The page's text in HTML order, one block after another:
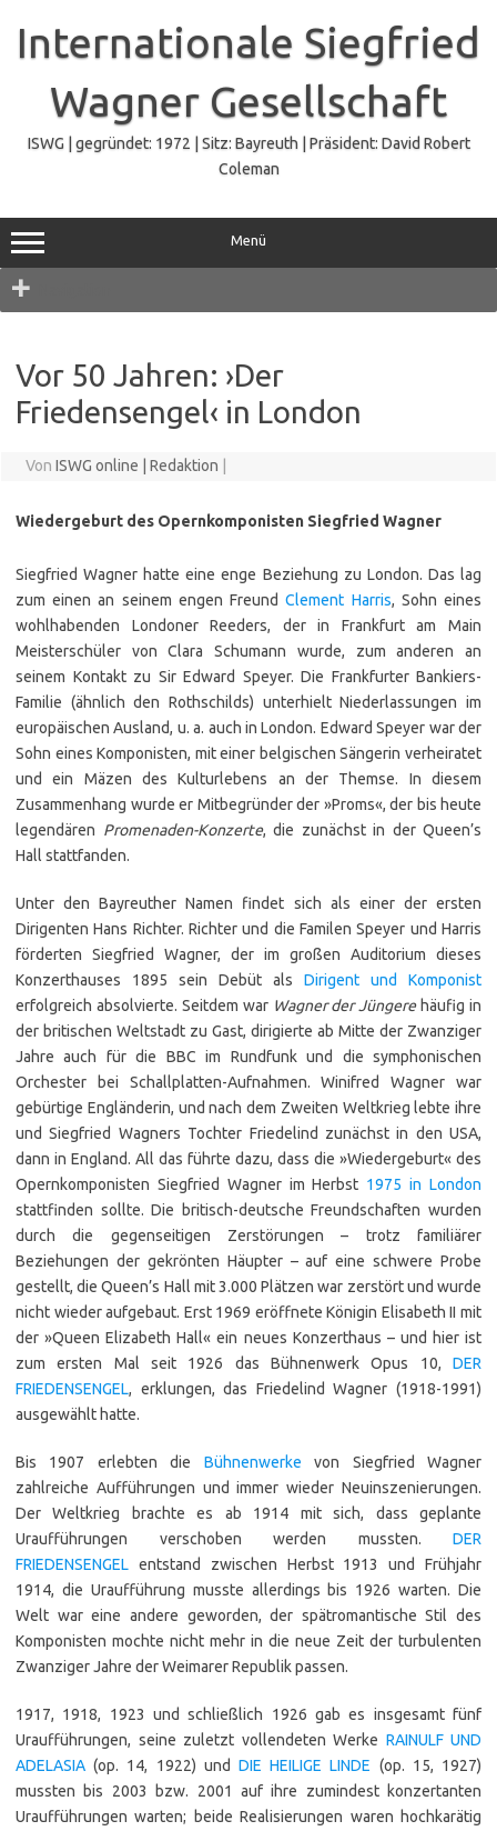
springen
Internationale Siegfried
Wagner Gesellschaft
ISWG | gegründet: 1972 | Sitz: Bayreuth | Präsident: David Robert
Coleman
Menü
Vor 50 Jahren: ›Der
Friedensengel‹ in London
Von ISWG online | Redaktion
Wiedergeburt des Opernkomponisten Siegfried Wagner
Siegfried Wagner hatte eine enge Beziehung zu London. Das lag
zum einen an seinem engen FreundClement Harris, Sohn eines
wohlhabenden Londoner Reeders, der in Frankfurt am Main
Meisterschüler von Clara Schumann wurde, zum anderen an
seinem Kontakt zu Sir Edward Speyer. Die Frankfurter Bankiers-
Familie (ähnlich den Rothschilds) unterhielt Niederlassungen im
europäischen Ausland, u. a. auch in London. Edward Speyer war der
Sohn eines Komponisten, mit einer belgischen Sängerin verheiratet
und ein Mäzen des Kulturlebens an der Themse. In diesem
Zusammenhang wurde er Mitbegründer der »Proms«, der bis heute
legendären Promenaden-Konzerte, die zunächst in der Queen’s
Hall stattfanden.
Unter den Bayreuther Namen findet sich als einer der ersten
Dirigenten Hans Richter. Richter und die Familen Speyer und Harris
förderten Siegfried Wagner, der im großen Auditorium dieses
Konzerthauses 1895 sein Debüt als Dirigent und Komponist
erfolgreich absolvierte. Seitdem war Wagner der Jüngerehäufig in
der britischen Weltstadt zu Gast, dirigierte ab Mitte der Zwanziger
Jahre auch für die BBC im Rundfunk und die symphonischen
Orchester bei Schallplatten-Aufnahmen. Winifred Wagner war
gebürtige Engländerin, und nach dem Zweiten Weltkrieg lebte ihre
und Siegfried Wagners Tochter Friedelind zunächst in den USA,
dann in England. All das führte dazu, dass die »Wiedergeburt« des
Opernkomponisten Siegfried Wagner im Herbst 1975 in London
stattfinden sollte. Die britisch-deutsche Freundschaften wurden
durch die gegenseitigen Zerstörungen – trotz familiärer
Beziehungen der gekrönten Häupter – auf eine schwere Probe
gestellt, die Queen’s Hall mit 3.000 Plätzen war zerstört und wurde
nicht wieder aufgebaut. Erst 1969 eröffnete Königin Elisabeth II mit
der »Queen Elizabeth Hall« ein neues Konzerthaus – und hier ist
zum ersten Mal seit 1926 das Bühnenwerk Opus 10, DER
FRIEDENSENGEL, erklungen, das Friedelind Wagner (1918-1991)
ausgewählt hatte.
Bis 1907 erlebten die Bühnenwerke von Siegfried Wagner
zahlreiche Aufführungen und immer wieder Neuinszenierungen.
Der Weltkrieg brachte es ab 1914 mit sich, dass geplante
Uraufführungen verschoben werden mussten. DER
FRIEDENSENGEL entstand zwischen Herbst 1913 und Frühjahr
1914, die Uraufführung musste allerdings bis 1926 warten. Die
Welt war eine andere geworden, der spätromantische Stil des
Komponisten mochte nicht mehr in die neue Zeit der turbulenten
Zwanziger Jahre der Weimarer Republik passen.
1917, 1918, 1923 und schließlich 1926 gab es insgesamt fünf
Uraufführungen, seine zuletzt vollendeten Werke RAINULF UND
ADELASIA (op. 14, 1922) und DIE HEILIGE LINDE (op. 15, 1927)
mussten bis 2003 bzw. 2001 auf ihre zumindest konzertanten
Uraufführungen warten; beide Realisierungen waren hochkarätig